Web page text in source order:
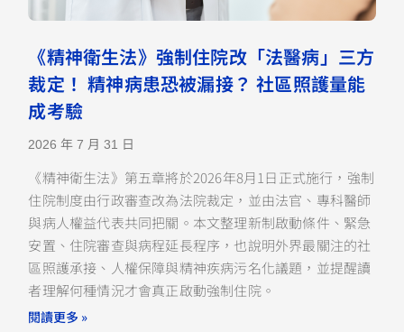
《精神衛生法》強制住院改「法醫病」三方
裁定！ 精神病患恐被漏接？ 社區照護量能
成考驗
2026 年 7 月 31 日
《精神衛生法》第五章將於2026年8月1日正式施行，強制
住院制度由行政審查改為法院裁定，並由法官、專科醫師
與病人權益代表共同把關。本文整理新制啟動條件、緊急
安置、住院審查與病程延長程序，也說明外界最關注的社
區照護承接、人權保障與精神疾病污名化議題，並提醒讀
者理解何種情況才會真正啟動強制住院。
閱讀更多 »